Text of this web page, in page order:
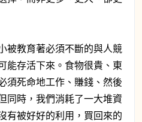
被教育著必須不斷的與人競
能存活下來。食物很貴、東
須死命地工作、賺錢、然後
同時，我們消耗了一大堆資
有被好好的利用，買回來的